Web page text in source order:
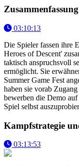
03:10:13
Die Spieler fassen ihre
Heroes of Descent'
taktisch anspruchsvoll
ermöglicht. Sie
Summer Game Fest
haben sie vorab
bewerben die Demo
Spiel selbst
Kampfstrategie
03:13:53